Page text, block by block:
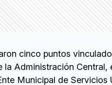
cinco puntos
la Administración
Municipal de Servicios